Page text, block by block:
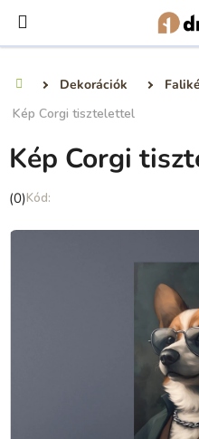
fő
Dekorációk
Kép Corgi tisztelettel
Kép Corgi
A
átlagos
(0)